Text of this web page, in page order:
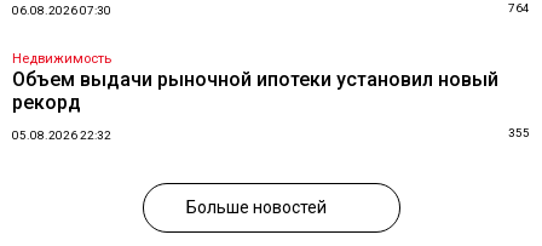
06.08.2026 07:30 764
Недвижимость
Объем выдачи рыночной ипотеки установил новый
рекорд
05.08.2026 22:32 355
Больше новостей